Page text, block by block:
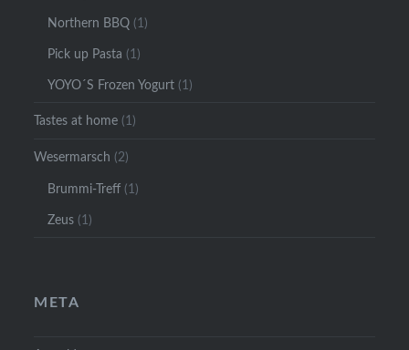
Northern BBQ (1)
Pick up Pasta (1)
YOYO´S Frozen Yogurt (1)
Tastes at home (1)
Wesermarsch (2)
Brummi-Treff (1)
Zeus (1)
META